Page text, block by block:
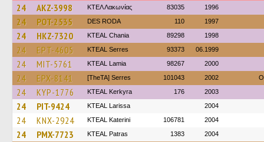
24 AKZ-3998 ΚΤΕΛ Λακωνίας 83035 1996
24 POT-2535 DES RODA 110 1997
24 HKZ-7320 KTEAL Chania 89298 1998
24 EPT-4605 KTEAL Serres 93373 06.1999
24 MIT-5761 KTEAL Lamia 98267 2000
24 EPX-8141 [TheTA] Serres 101043 2002
24 KYP-1776 KTEAL Kerkyra 176 2003
24 PIT-9424 KTEAL Larissa 2004
24 KNX-2924 KTEAL Katerini 106781 2004
24 PMX-7723 KTEAL Patras 1383 2004